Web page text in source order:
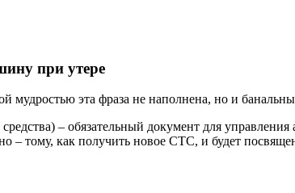
при утере
мудростью эта фраза не наполнена, но и
– обязательный документ для
– тому, как получить новое СТС, и будет